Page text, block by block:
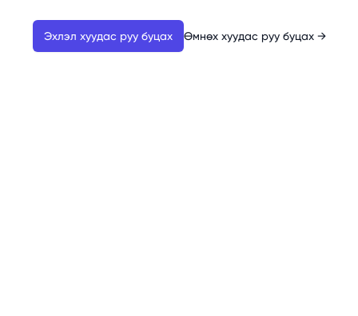
Эхлэл хуудас руу буцах Өмнөх хуудас руу буцах →